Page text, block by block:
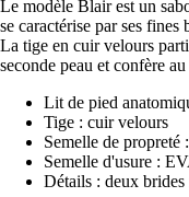
Le modèle Blair est un
se caractérise par ses
La tige en cuir velours
seconde peau et confère
Lit de pied
Tige : cuir velours
Semelle de propreté :
Semelle d'usure :
Détails : deux